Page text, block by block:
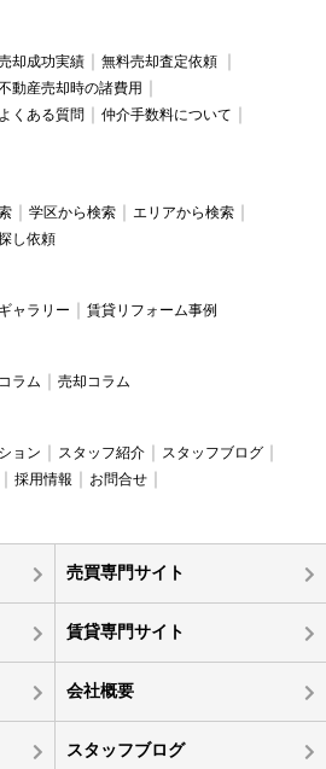
却成功実績
無料売却査定依頼
動産売却時の諸費用
よくある質問
仲介手数料について
学区から検索
エリアから検索
し依頼
ャラリー 賃貸リフォーム事例
ラム 売却コラム
ョン スタッフ紹介
スタッフブログ
採用情報
お問合せ
売買専門サイト
賃貸専門サイト
会社概要
スタッフブログ